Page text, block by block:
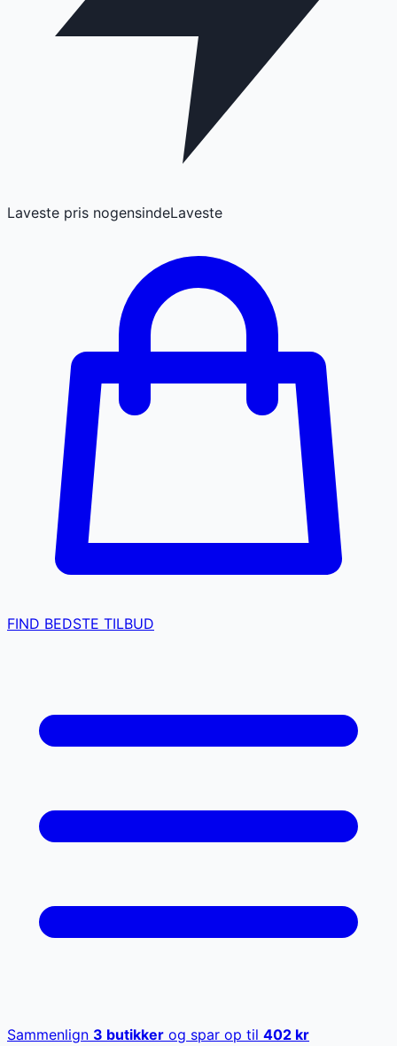
Laveste pris nogensindeLaveste
FIND BEDSTE TILBUD
Sammenlign 3 butikker og spar op til 402 kr